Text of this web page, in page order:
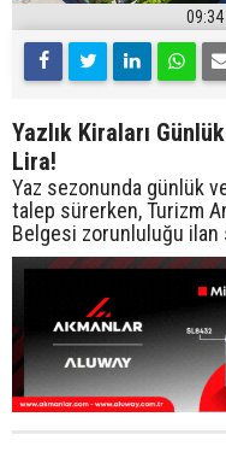
09:34
Yazlık Kiraları
Lira!
Yaz sezonunda günlük
talep sürerken, Turizm
Belgesi zorunluluğu ilan